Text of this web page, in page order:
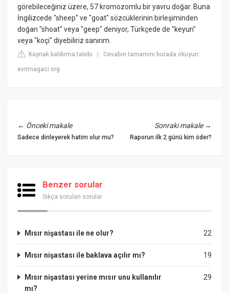
görebileceğiniz üzere, 57 kromozomlu bir yavru doğar. Buna
İngilizcede "sheep" ve "goat" sözcüklerinin birleşiminden
doğan "shoat" veya "geep" deniyor, Türkçede de "keyun"
veya "koçi" diyebiliriz sanırım.
Kaynak kaldırma talebi |Cevabın tamamını burada okuyun:
evrimagaci.org
← Önceki makale
Sadece dinleyerek hatim olur mu?
Sonraki makale→
Raporun ilk 2 günü kim öder?
Benzer sorular
Sıkça sorulan sorular
22
Mısır nişastası ile ne olur?
19
Mısır nişastası ile baklava açılır mı?
29
Mısır nişastası yerine mısır unu kullanılır
mı?